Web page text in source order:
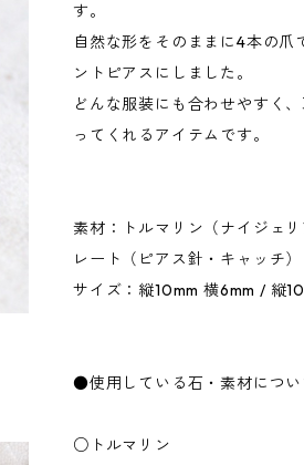
す。
自然な形をそのままに4本の爪
ントピアスにしました。
どんな服装にも合わせやすく
ってくれるアイテムです。
素材：トルマリン（ナイジェ
レート（ピアス針・キャッチ）
サイズ：縦10mm 横6mm / 縦
●使用している石・素材につい
○トルマリン